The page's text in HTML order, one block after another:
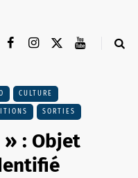
CULTURE
SORTIES
» : Objet